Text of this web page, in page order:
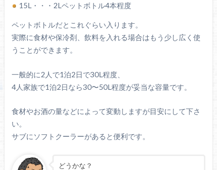
15L・・・2Lペットボトル4本程度
ペットボトルだとこれぐらい入ります。
実際に食材や保冷剤、飲料を入れる場合はもう少し広く使
うことができます。
一般的に2人で1泊2日で30L程度、
4人家族で1泊2日なら30〜50L程度が妥当な容量です。
食材やお酒の量などによって変動しますが目安にして下さ
い。
サブにソフトクーラーがあると便利です。
どうかな？